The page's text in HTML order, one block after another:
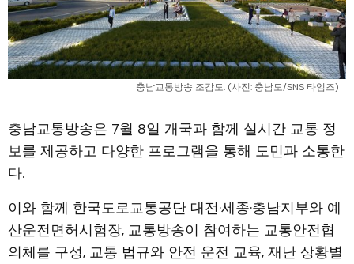
충남교통방송 조감도. (사진: 충남도/SNS 타임즈)
충남교통방송은 7월 8일 개국과 함께 실시간 교통 정
보를 제공하고 다양한 프로그램을 통해 도민과 소통한
다.
이와 함께 한국도로교통공단 대전·세종·충남지부와 예
산운전면허시험장, 교통방송이 참여하는 교통안전협
의체를 구성, 교통 법규와 안전 운전 교육, 재난 상황별